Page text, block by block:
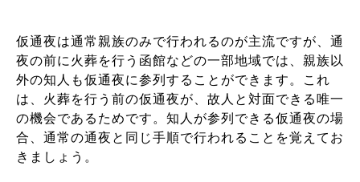
仮通夜は通常親族のみで行われるのが主流ですが、通
夜の前に火葬を行う函館などの一部地域では、親族以
外の知人も仮通夜に参列することができます。これ
は、火葬を行う前の仮通夜が、故人と対面できる唯一
の機会であるためです。知人が参列できる仮通夜の場
合、通常の通夜と同じ手順で行われることを覚えてお
きましょう。